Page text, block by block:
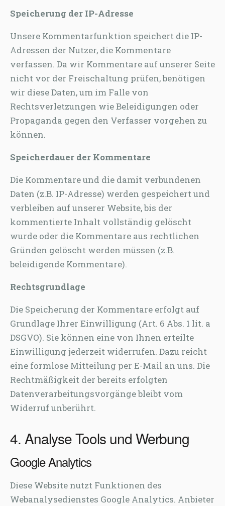
Speicherung der IP-Adresse
Unsere Kommentarfunktion speichert die IP-
Adressen der Nutzer, die Kommentare
verfassen. Da wir Kommentare auf unserer Seite
nicht vor der Freischaltung prüfen, benötigen
wir diese Daten, um im Falle von
Rechtsverletzungen wie Beleidigungen oder
Propaganda gegen den Verfasser vorgehen zu
können.
Speicherdauer der Kommentare
Die Kommentare und die damit verbundenen
Daten (z.B. IP-Adresse) werden gespeichert und
verbleiben auf unserer Website, bis der
kommentierte Inhalt vollständig gelöscht
wurde oder die Kommentare aus rechtlichen
Gründen gelöscht werden müssen (z.B.
beleidigende Kommentare).
Rechtsgrundlage
Die Speicherung der Kommentare erfolgt auf
Grundlage Ihrer Einwilligung (Art. 6 Abs. 1 lit. a
DSGVO). Sie können eine von Ihnen erteilte
Einwilligung jederzeit widerrufen. Dazu reicht
eine formlose Mitteilung per E-Mail an uns. Die
Rechtmäßigkeit der bereits erfolgten
Datenverarbeitungsvorgänge bleibt vom
Widerruf unberührt.
4. Analyse Tools und Werbung
Google Analytics
Diese Website nutzt Funktionen des
Webanalysedienstes Google Analytics. Anbieter